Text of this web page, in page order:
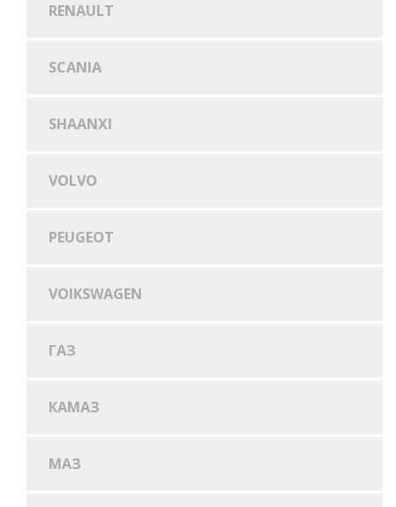
RENAULT
SCANIA
SHAANXI
VOLVO
PEUGEOT
VOIKSWAGEN
ГАЗ
КАМАЗ
МАЗ